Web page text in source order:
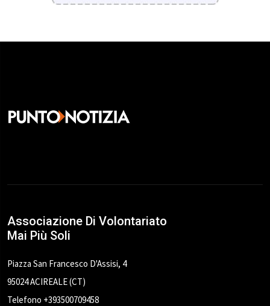
Associazione Di Volontariato
Mai Più Soli
Piazza San Francesco D'Assisi, 4
95024 ACIREALE (CT)
Telefono +393500709458